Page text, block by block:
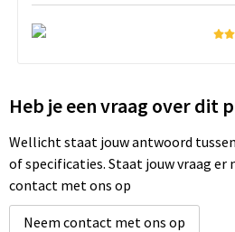
Heb je een vraag over dit
Wellicht staat jouw antwoord
of specificaties. Staat jouw vraag er
contact met ons op
Neem contact met ons op